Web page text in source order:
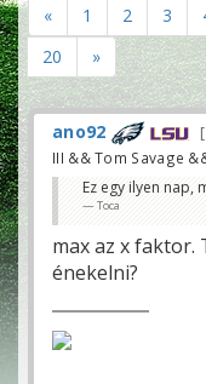
« 1 2 3
20
»
ano92
III && Tom Savage
Ez egy ilyen nap,
Toca
max az x faktor.
énekelni?